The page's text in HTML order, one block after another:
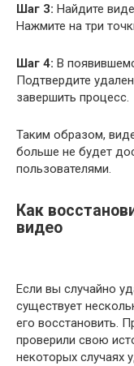
Шаг 3: Найдите
Нажмите на три
Шаг 4: В
Подтвердите
завершить процесс.
Таким образом,
больше не будет
пользователями.
Как
видео
Если вы случайно
существует
его восстановить.
проверили свою
некоторых случаях